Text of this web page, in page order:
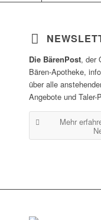
Die BärenPost, der
Bären-Apotheke,
über alle
Angebote und Taler-
Mehr